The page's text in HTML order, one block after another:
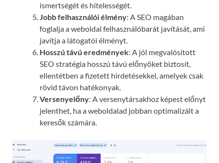
ismertségét és hitelességét.
Jobb felhasználói élmény: A SEO magában
foglalja a weboldal felhasználóbarát javítását, ami
javítja a látogatói élményt.
Hosszú távú eredmények: A jól megvalósított
SEO stratégia hosszú távú előnyöket biztosít,
ellentétben a fizetett hirdetésekkel, amelyek csak
rövid távon hatékonyak.
Versenyelőny: A versenytársakhoz képest előnyt
jelenthet, ha a weboldalad jobban optimalizált a
keresők számára.